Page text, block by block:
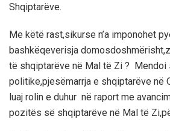
Shqiptarëve.
Me këtë rast,sikurse n’a imponohet
bashkëqeverisja
të shqiptarëve në Mal të Zi ? Mendoi
politike,pjesëmarrja e shqiptarëve në
luaj rolin e duhur në raport me
pozitës së shqiptarëve në Mal të